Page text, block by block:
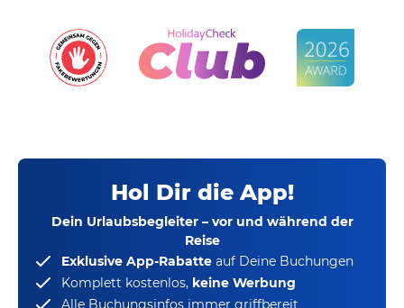
Hol Dir die App!
Dein Urlaubsbegleiter – vor und während der
Reise
Exklusive App-Rabatte auf Deine Buchungen
Komplett kostenlos, keine Werbung
Alle Buchungsinfos immer griffbereit